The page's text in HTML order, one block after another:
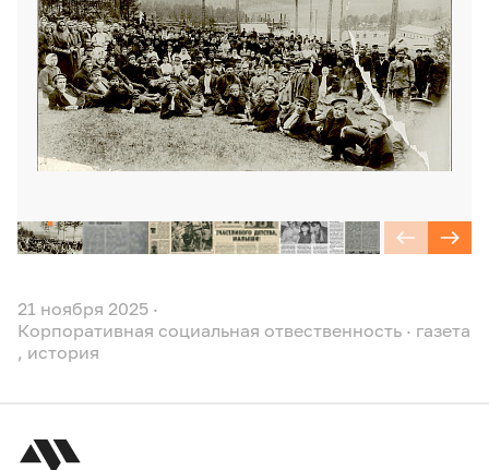
21 ноября 2025 ·
Корпоративная социальная отвественность · газета
, история